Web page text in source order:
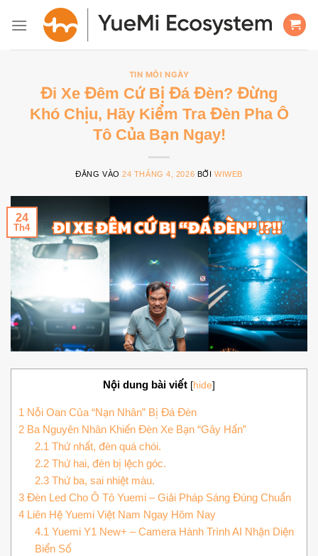
qua
TIN MỖI NGÀY
Đi Xe Đêm Cứ Bị Đá Đèn? Đừng
Khó Chịu, Hãy Kiểm Tra Đèn Pha Ô
Tô Của Bạn Ngay!
ĐĂNG VÀO24 THÁNG 4, 2026 BỞI WIWEB
24
Th4
Nội dung bài viết [hide]
1 Nỗi Oan Của “Nạn Nhân” Bị Đá Đèn
2 Ba Nguyên Nhân Khiến Đèn Xe Bạn “Gây Hấn”
2.1 Thứ nhất, đèn quá chói.
2.2Thứ hai, đèn bị lệch góc.
2.3Thứ ba, sai nhiệt màu.
3 Đèn Led Cho Ô Tô Yuemi – Giải Pháp Sáng Đúng Chuẩn
4 Liên Hệ Yuemi Việt Nam Ngay Hôm Nay
4.1 Yuemi Y1 New+ – Camera Hành Trình AI Nhận Diện
Biển Số